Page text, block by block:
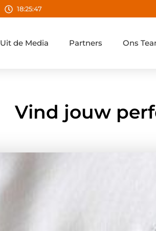
18:25:48
Uit de Media Partners Ons
Vind jouw